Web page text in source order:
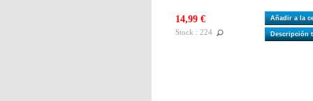
14,99 €
Stock : 224
Añadir a la
Descripción